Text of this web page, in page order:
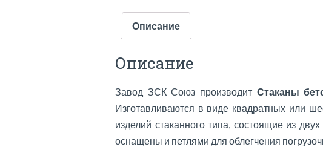
Описание
Описание
Завод ЗСК Союз производит Стаканы
Изготавливаются в виде квадратных или
изделий стаканного типа, состоящие из
оснащены и петлями для облегчения